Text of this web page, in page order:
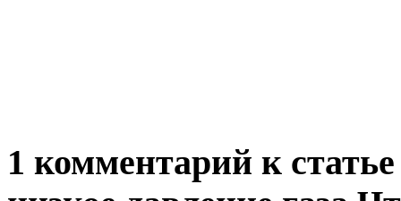
1 комментарий к